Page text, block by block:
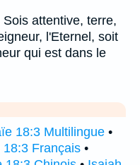
attentive, terre,
l'Eternel, soit
qui est dans le
18:3 Multilingue •
18:3 Français •